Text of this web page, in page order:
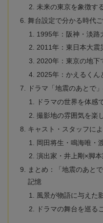
未来の東京を象徴す
舞台設定で分かる時代
1995年：阪神・淡路
2011年：東日本大震
2020年：東京の地下
2025年：かえるくん
ドラマ「地震のあとで
ドラマの世界を体感
撮影地の雰囲気を楽
キャスト・スタッフに
岡田将生・鳴海唯・
演出家・井上剛×脚
まとめ：「地震のあと
記憶
風景が物語に与えた
ドラマの舞台を巡る